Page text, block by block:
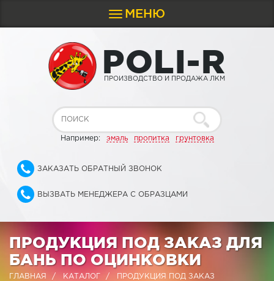
Toggle
navigation
МЕНЮ
POLI-R
ПРОИЗВОДСТВО И ПРОДАЖА ЛКМ
Например: эмаль пропитка грунтовка
ЗАКАЗАТЬ ОБРАТНЫЙ ЗВОНОК
ВЫЗВАТЬ МЕНЕДЖЕРА С ОБРАЗЦАМИ
ПРОДУКЦИЯ ПОД ЗАКАЗ ДЛЯ
БАНЬ ПО ОЦИНКОВКИ
ГЛАВНАЯ КАТАЛОГ ПРОДУКЦИЯ ПОД ЗАКАЗ